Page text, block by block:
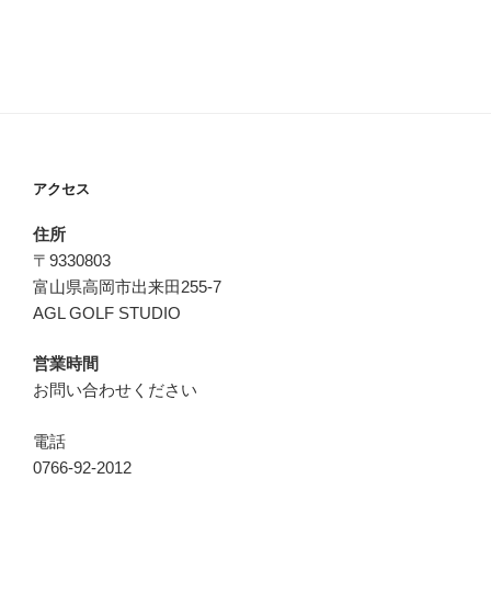
アクセス
住所
〒9330803
富山県高岡市出来田255-7
AGL GOLF STUDIO
営業時間
お問い合わせください
電話
0766-92-2012